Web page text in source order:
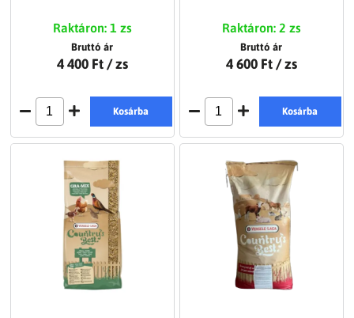
Raktáron: 1 zs
Bruttó ár
4 400 Ft / zs
Kosárba
Raktáron: 2 zs
Bruttó ár
4 600 Ft / zs
Kosárba